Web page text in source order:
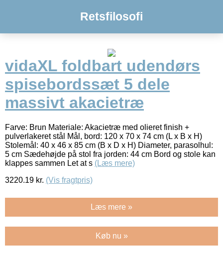
Retsfilosofi
vidaXL foldbart udendørs
spisebordssæt 5 dele
massivt akacietræ
Farve: Brun Materiale: Akacietræ med olieret finish +
pulverlakeret stål Mål, bord: 120 x 70 x 74 cm (L x B x H)
Stolemål: 40 x 46 x 85 cm (B x D x H) Diameter, parasolhul:
5 cm Sædehøjde på stol fra jorden: 44 cm Bord og stole kan
klappes sammen Let at s (Læs mere)
3220.19 kr. (Vis fragtpris)
Læs mere »
Køb nu »